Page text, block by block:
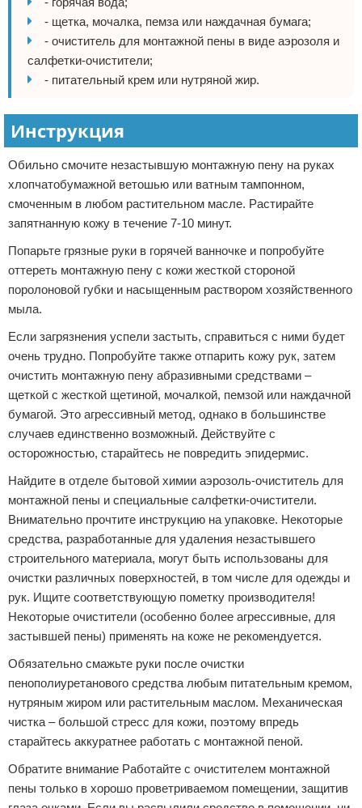
- щетка, мочалка, пемза или наждачная бумага;
- очиститель для монтажной пены в виде аэрозоля и
салфетки-очистители;
- питательный крем или нутряной жир.
Инструкция
Обильно смочите незастывшую монтажную пену на руках
хлопчатобумажной ветошью или ватным тампонном,
смоченным в любом растительном масле. Растирайте
запятнанную кожу в течение 7-10 минут.
Попарьте грязные руки в горячей ванночке и попробуйте
оттереть монтажную пену с кожи жесткой стороной
поролоновой губки и насыщенным раствором хозяйственного
мыла.
Если загрязнения успели застыть, справиться с ними будет
очень трудно. Попробуйте также отпарить кожу рук, затем
очистить монтажную пену абразивными средствами –
щеткой с жесткой щетиной, мочалкой, пемзой или наждачной
бумагой. Это агрессивный метод, однако в большинстве
случаев единственно возможный. Действуйте с
осторожностью, старайтесь не повредить эпидермис.
Найдите в отделе бытовой химии аэрозоль-очиститель для
монтажной пены и специальные салфетки-очистители.
Внимательно прочтите инструкцию на упаковке. Некоторые
средства, разработанные для удаления незастывшего
строительного материала, могут быть использованы для
очистки различных поверхностей, в том числе для одежды и
рук. Ищите соответствующую пометку производителя!
Некоторые очистители (особенно более агрессивные, для
застывшей пены) применять на коже не рекомендуется.
Обязательно смажьте руки после очистки
пенополиуретанового средства любым питательным кремом,
нутряным жиром или растительным маслом. Механическая
чистка – большой стресс для кожи, поэтому впредь
старайтесь аккуратнее работать с монтажной пеной.
Обратите внимание Работайте с очистителем монтажной
пены только в хорошо проветриваемом помещении, защитив